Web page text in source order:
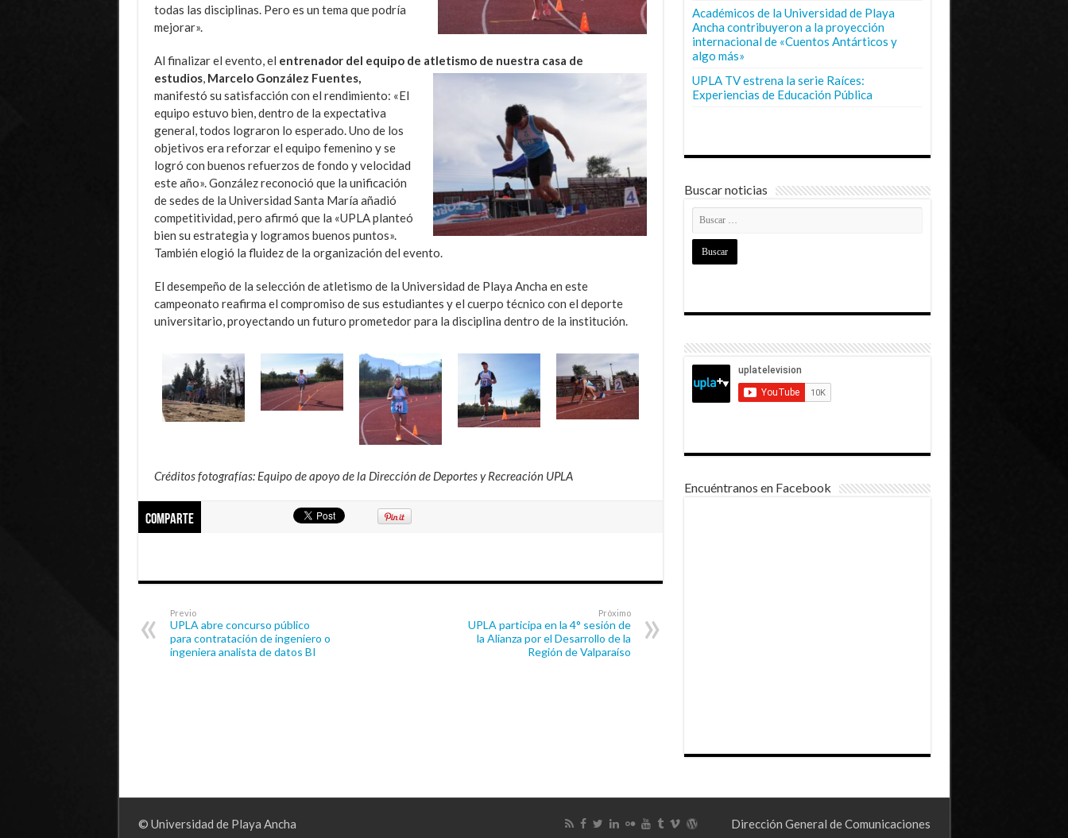
todas las disciplinas. Pero es un tema que podría
mejorar».
Al finalizar el evento, el entrenador del equipo de atletismo de nuestra casa de
estudios, Marcelo González Fuentes,
manifestó su satisfacción con el rendimiento: «El
equipo estuvo bien, dentro de la expectativa
general, todos lograron lo esperado. Uno de los
objetivos era reforzar el equipo femenino y se
logró con buenos refuerzos de fondo y velocidad
este año». González reconoció que la unificación
de sedes de la Universidad Santa María añadió
competitividad, pero afirmó que la «UPLA planteó
bien su estrategia y logramos buenos puntos».
También elogió la fluidez de la organización del evento.
El desempeño de la selección de atletismo de la Universidad de Playa Ancha en este
campeonato reafirma el compromiso de sus estudiantes y el cuerpo técnico con el deporte
universitario, proyectando un futuro prometedor para la disciplina dentro de la institución.
Créditos fotografías: Equipo de apoyo de la Dirección de Deportes y Recreación UPLA
Comparte
Previo
UPLA abre concurso público
para contratación de ingeniero o
ingeniera analista de datos BI
Próximo
UPLA participa en la 4° sesión de
la Alianza por el Desarrollo de la
Región de Valparaíso
Académicos de la Universidad de Playa
Ancha contribuyeron a la proyección
internacional de «Cuentos Antárticos y
algo más»
UPLA TV estrena la serie Raíces:
Experiencias de Educación Pública
Buscar noticias
Encuéntranos en Facebook
Dirección General de Comunicaciones
© Universidad de Playa Ancha